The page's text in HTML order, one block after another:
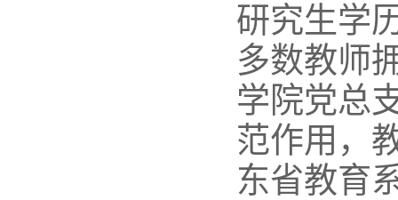
研究生学
多数教师
学院党总
范作用，
东省教育